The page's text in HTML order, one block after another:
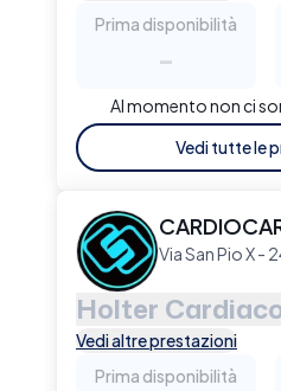
Prima disponibilità
-
Al momento non ci
Vedi tutte le
Via San Pio X -
Holter
Vedi altre prestazioni
Prima disponibilità